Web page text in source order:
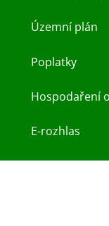
Územní plán
Poplatky
Hospodaření
E-rozhlas